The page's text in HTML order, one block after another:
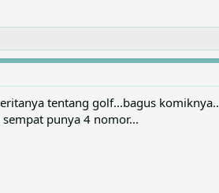
tentang golf...bagus
punya 4 nomor...